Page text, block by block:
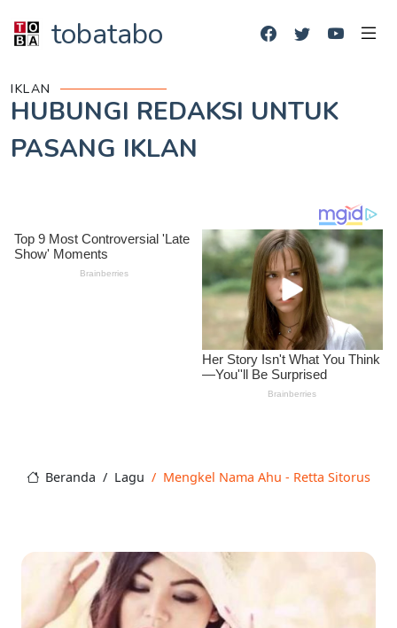
tobatabo
IKLAN
HUBUNGI REDAKSI UNTUK
PASANG IKLAN
Beranda Lagu Mengkel Nama Ahu - Retta Sitorus